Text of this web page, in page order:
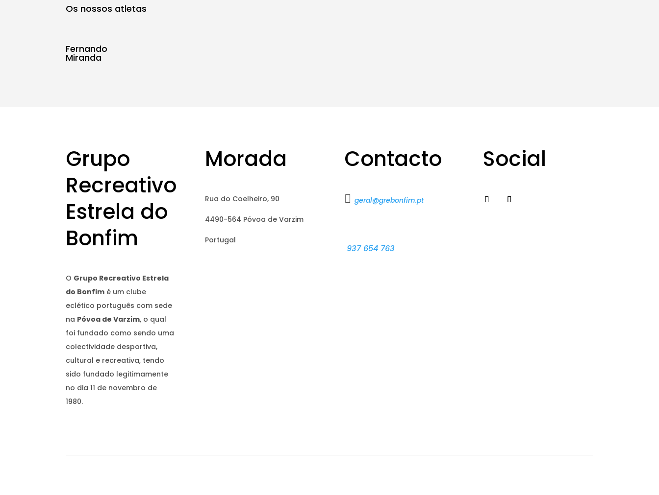
Os nossos atletas
Fernando
Miranda
Grupo
Recreativo
Estrela do
Bonfim
O Grupo Recreativo Estrela
do Bonfim é um clube
eclético português com sede
na Póvoa de Varzim, o qual
foi fundado como sendo uma
colectividade desportiva,
cultural e recreativa, tendo
sido fundado legitimamente
no dia 11 de novembro de
1980.
Morada
Rua do Coelheiro, 90
4490-564 Póvoa de Varzim
Portugal
Contacto
 geral@grebonfim.pt
937 654 763
Social